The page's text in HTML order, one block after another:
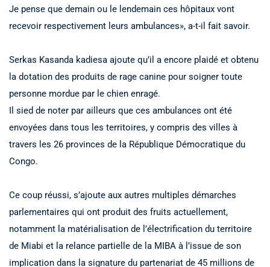
Je pense que demain ou le lendemain ces hôpitaux vont
recevoir respectivement leurs ambulances», a-t-il fait savoir.
Serkas Kasanda kadiesa ajoute qu’il a encore plaidé et obtenu
la dotation des produits de rage canine pour soigner toute
personne mordue par le chien enragé.
Il sied de noter par ailleurs que ces ambulances ont été
envoyées dans tous les territoires, y compris des villes à
travers les 26 provinces de la République Démocratique du
Congo.
Ce coup réussi, s’ajoute aux autres multiples démarches
parlementaires qui ont produit des fruits actuellement,
notamment la matérialisation de l’électrification du territoire
de Miabi et la relance partielle de la MIBA à l’issue de son
implication dans la signature du partenariat de 45 millions de